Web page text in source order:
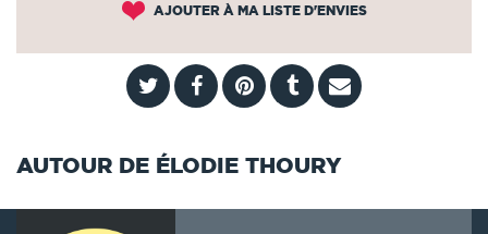
AJOUTER À MA LISTE D'ENVIES
AUTOUR DE ÉLODIE THOURY